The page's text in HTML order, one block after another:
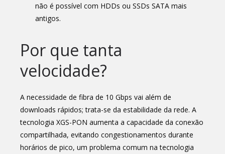
não é possível com HDDs ou SSDs SATA mais
antigos.
Por que tanta
velocidade?
A necessidade de fibra de 10 Gbps vai além de
downloads rápidos; trata-se da estabilidade da rede. A
tecnologia XGS-PON aumenta a capacidade da conexão
compartilhada, evitando congestionamentos durante
horários de pico, um problema comum na tecnologia